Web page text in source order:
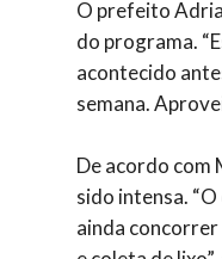
O prefeito
do programa.
acontecido
semana.
De acordo com
sido intensa.
ainda concorrer